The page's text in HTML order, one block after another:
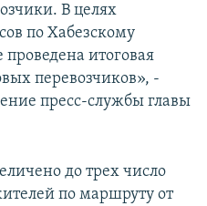
В целях
по Хабезскому
итоговая
перевозчиков», -
пресс-службы главы
до трех число
по маршруту от